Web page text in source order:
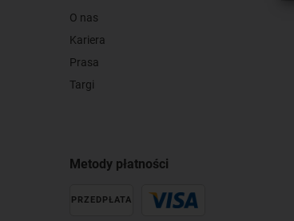
O nas
Kariera
Prasa
Targi
Metody płatności
PRZEDPŁATA